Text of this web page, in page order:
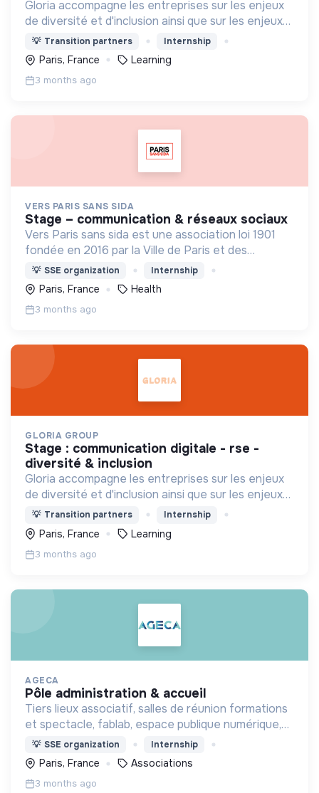
Gloria accompagne les entreprises sur les enjeux
de diversité et d'inclusion ainsi que sur les enjeux
environnementaux.
💡 Transition partners Internship
Paris, France Learning
3 months ago
VERS PARIS SANS SIDA
stage – communication & réseaux sociaux
Vers Paris sans sida est une association loi 1901
fondée en 2016 par la Ville de Paris et des
personnalités qualifiées engagées pour mettre fin
à la transmission du VIH dans la capitale française
💡 SSE organization Internship
Paris, France Health
3 months ago
GLORIA GROUP
stage : communication digitale - rse -
diversité & inclusion
Gloria accompagne les entreprises sur les enjeux
de diversité et d'inclusion ainsi que sur les enjeux
environnementaux.
💡 Transition partners Internship
Paris, France Learning
3 months ago
AGECA
pôle administration & accueil
Tiers lieux associatif, salles de réunion formations
et spectacle, fablab, espace publique numérique,
bar associatif
💡 SSE organization Internship
Paris, France Associations
3 months ago